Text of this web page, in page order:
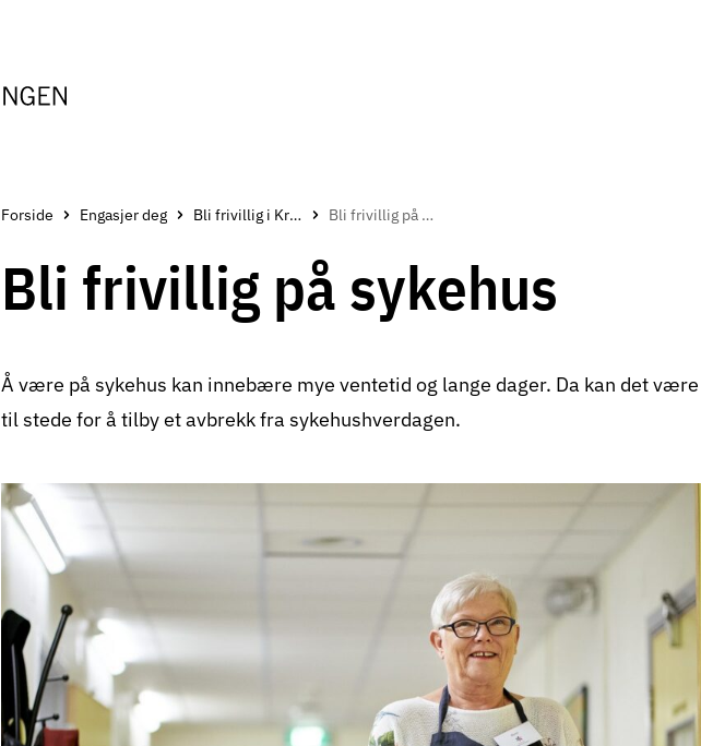
Forside Engasjer deg Bli frivillig i Kreftforeningen Bli frivillig på sykehus
Bli frivillig på sykehus
Å være på sykehus kan innebære mye ventetid og lange dager. Da kan det
til stede for å tilby et avbrekk fra sykehushverdagen.